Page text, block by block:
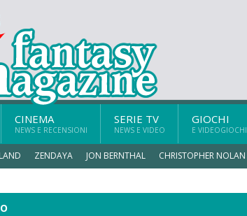
CINEMA
NEWS E RECENSIONI
SERIE TV
NEWS E VIDEO
GIOCHI
E VIDEOGIOCHI
ZENDAYA JON BERNTHAL CHRISTOPHER NOLAN